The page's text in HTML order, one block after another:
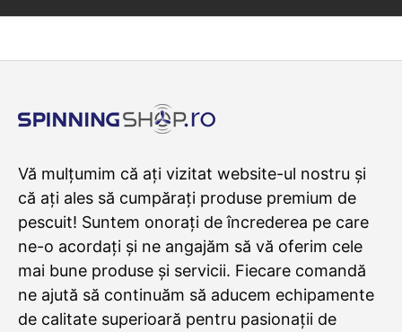
Vă mulțumim că ați vizitat website-ul nostru și
că ați ales să cumpărați produse premium de
pescuit! Suntem onorați de încrederea pe care
ne-o acordați și ne angajăm să vă oferim cele
mai bune produse și servicii. Fiecare comandă
ne ajută să continuăm să aducem echipamente
de calitate superioară pentru pasionații de